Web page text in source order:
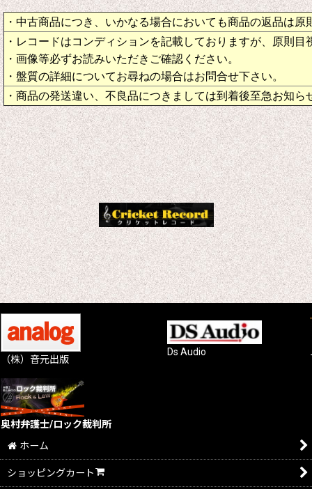
・中古商品につき、いかなる場合においても商品の返品は原
・レコードはコンディションを記載しておりますが、原則目
・画像等必ずお読みいただきご確認ください。
・盤質の詳細についてお尋ねの場合はお問合せ下さい。
・商品の発送違い、不良品につきましては到着後至急お知ら
（株）音元出版
Ds Audio
奥村弁護士/ロック裁判所
ホーム
ショッピングカート